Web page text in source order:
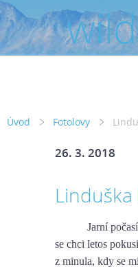
Úvod Fotolovy
26. 3. 2018
Jarní
se chci letos
z minula, kdy se